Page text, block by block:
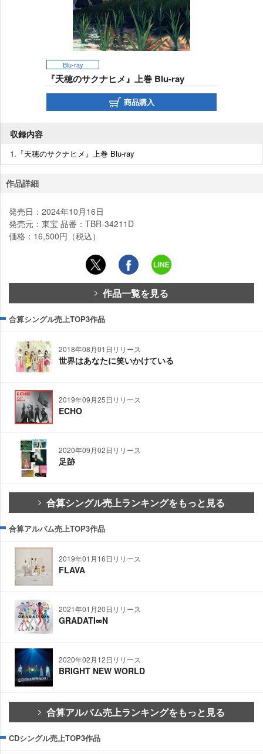
Blu-ray
『天穂のサクナヒメ』上巻 Blu-ray
商品購入
収録内容
1.『天穂のサクナヒメ』上巻 Blu-ray
作品詳細
発売日：2024年10月16日
発売元：東宝 品番：TBR-34211D
価格：16,500円（税込）
作品一覧を見る
合算シングル売上TOP3作品
2018年08月01日リリース
世界はあなたに笑いかけている
2019年09月25日リリース
ECHO
2020年09月02日リリース
足跡
合算シングル売上ランキングをもっと見る
合算アルバム売上TOP3作品
2019年01月16日リリース
FLAVA
2021年01月20日リリース
GRADATI∞N
2020年02月12日リリース
BRIGHT NEW WORLD
合算アルバム売上ランキングをもっと見る
CDシングル売上TOP3作品